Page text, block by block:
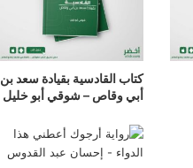
كتاب القادسية بقيادة سعد بن
أبي وقاص – شوقي أبو خليل